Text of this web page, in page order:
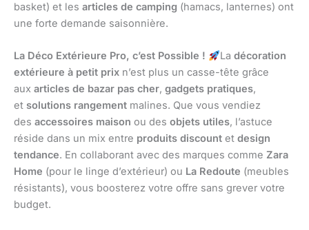
basket) et les articles de camping (hamacs, lanternes) ont
une forte demande saisonnière.
La Déco Extérieure Pro, c’est Possible ! La décoration
extérieure à petit prix n’est plus un casse-tête grâce
aux articles de bazar pas cher, gadgets pratiques,
et solutions rangement malines. Que vous vendiez
des accessoires maison ou des objets utiles, l’astuce
réside dans un mix entre produits discount et design
tendance. En collaborant avec des marques comme Zara
Home (pour le linge d’extérieur) ou La Redoute (meubles
résistants), vous boosterez votre offre sans grever votre
budget.